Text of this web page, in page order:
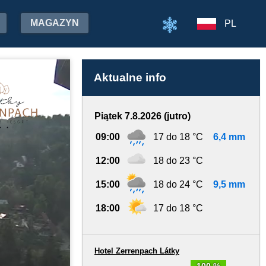
MAGAZYN PL
Aktualne info
Piątek 7.8.2026 (jutro)
09:00 17 do 18 °C 6,4 mm
12:00 18 do 23 °C
15:00 18 do 24 °C 9,5 mm
18:00 17 do 18 °C
Hotel Zerrenpach Látky